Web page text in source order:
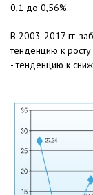
0,1 до 0,56%.
В 2003-2017 гг.
тенденцию к
- тенденцию к